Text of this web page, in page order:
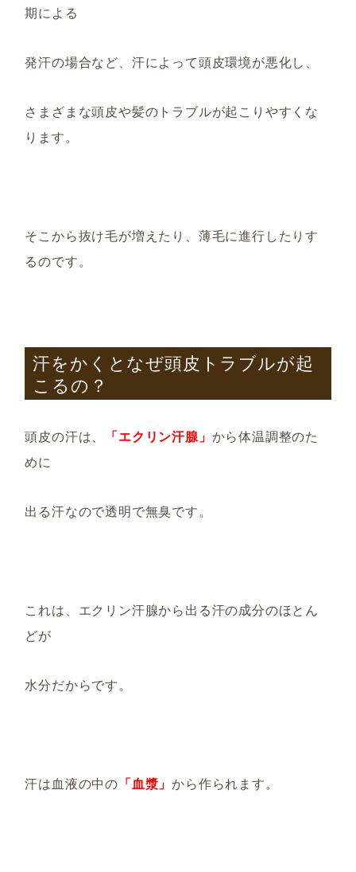
期による
発汗の場合など、 汗によって頭皮環境が悪化し 、
さまざまな頭皮や髪のトラブルが起こりやすくな
ります。
そこから抜け毛が増えたり、薄毛に進行したりす
るのです。
汗をかくと なぜ頭皮トラブルが起
こるの ？
頭皮の汗は、 「エクリン汗腺」 から体温調整のた
めに
出る汗なので透明で無臭です。
これは、エクリン汗腺から出る汗の成分のほとん
どが
水分だからです。
汗は血液の中の 「血漿」から作られます。